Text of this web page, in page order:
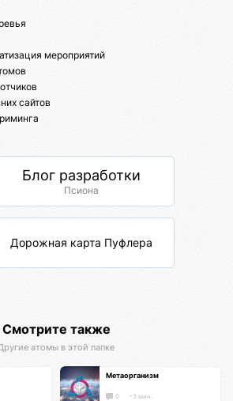
мероприятий
сайтов
Блог разработки
Псиона
Дорожная карта Пуфлера
Смотрите также
атомы в этой папке
Метаорганизм
0 ~3 мин.